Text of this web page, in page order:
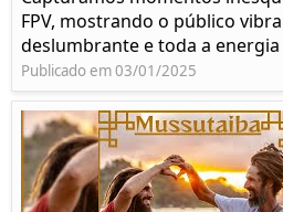
FPV, mostrando o público
deslumbrante e toda a
Publicado em 03/01/2025